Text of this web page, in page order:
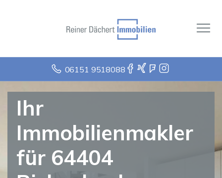
06151 9518088
Ihr
Immobilienmakler
für 64404